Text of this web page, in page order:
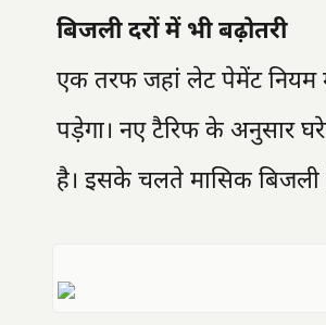
बिजली दरों में भी बढ़ोतरी
एक तरफ जहां लेट पेमेंट नियम
पड़ेगा। नए टैरिफ के अनुसार
है। इसके चलते मासिक